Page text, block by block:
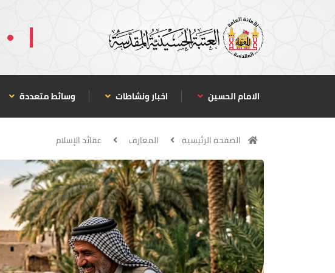
الامام الحسين اخبار ونشاطات وسائط متعددة
الصفحة الرئيسية المعارف عقائد الإسلام